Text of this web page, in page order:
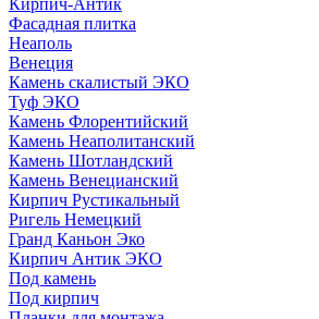
Кирпич-Антик
Фасадная плитка
Неаполь
Венеция
Камень скалистый ЭКО
Туф ЭКО
Камень Флорентийский
Камень Неаполитанский
Камень Шотландский
Камень Венецианский
Кирпич Рустикальный
Ригель Немецкий
Гранд Каньон Эко
Кирпич Антик ЭКО
Под камень
Под кирпич